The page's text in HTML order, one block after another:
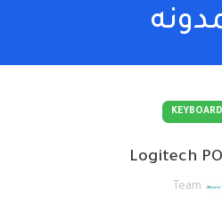
Logitech
Team